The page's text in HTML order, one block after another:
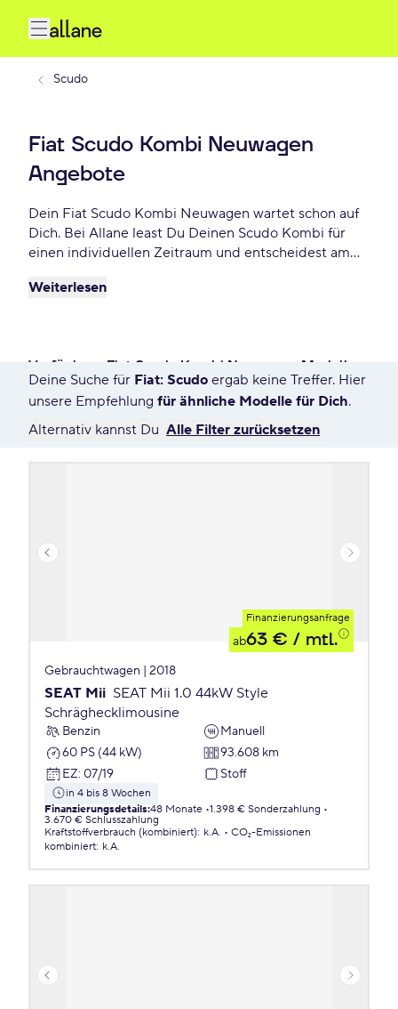
Scudo
Fiat Scudo Kombi Neuwagen
Angebote
Dein Fiat Scudo Kombi Neuwagen wartet schon auf
Dich. Bei Allane least Du Deinen Scudo Kombi für
einen individuellen Zeitraum und entscheidest am
möchtest oder zurückgeben willst. Finde das
Weiterlesen
Verfügbare Fiat Scudo Kombi Neuwagen Modelle
0 Angebote für Deine Suche
Deine Suche für Fiat: Scudo ergab keine Treffer. Hier
unsere Empfehlung für ähnliche Modelle für Dich.
Alternativ kannst Du Alle Filter zurücksetzen
Finanzierungsanfrage
ab63 € / mtl.
Gebrauchtwagen | 2018
SEAT Mii SEAT Mii 1.0 44kW Style
Schräghecklimousine
Benzin
Manuell
60 PS (44 kW)
93.608 km
EZ: 07/19 Stoff
in 4 bis 8 Wochen
Finanzierungsdetails:48 Monate 1.398 € Sonderzahlung
3.670 € Schlusszahlung
Kraftstoffverbrauch (kombiniert): k.A.
CO₂-Emissionen
kombiniert: k.A.